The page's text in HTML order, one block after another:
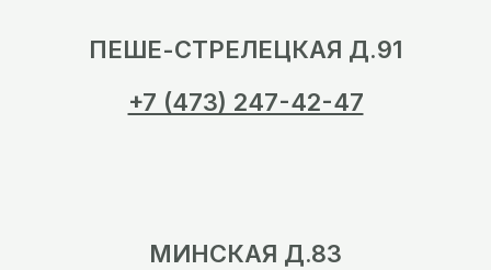
ПЕШЕ-СТРЕЛЕЦКАЯ Д.91
+7 (473) 247-42-47
МИНСКАЯ Д.83